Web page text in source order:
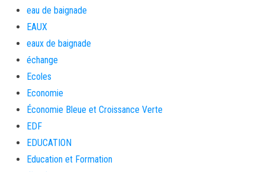
eau de baignade
EAUX
eaux de baignade
échange
Ecoles
Economie
Économie Bleue et Croissance Verte
EDF
EDUCATION
Education et Formation